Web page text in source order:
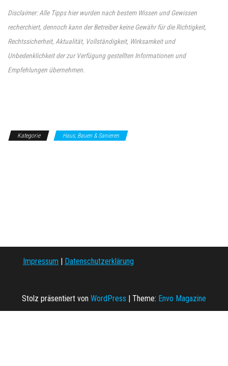
Disclaimer: Alle Tipps hier wurden nach bestem Wissen und Gewissen
recherchiert, dennoch kann der Betreiber keine Gewähr für die Richtigkeit,
Rechtssicherheit, Aktualität, Vollständigkeit, Wirksamkeit und
Unbedenklichkeit der zur Verfügung gestellten Informationen und
Empfehlungen übernehmen.
Kategorie Haus, Bauen & Sanieren
Impressum | Datenschutzerklärung
Stolz präsentiert von WordPress | Theme: Envo Magazine